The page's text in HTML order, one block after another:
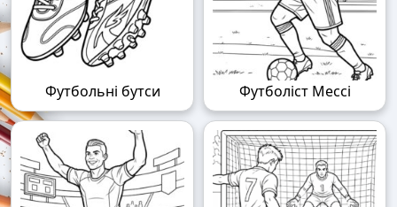
Футбольні бутси Футболіст Мессі